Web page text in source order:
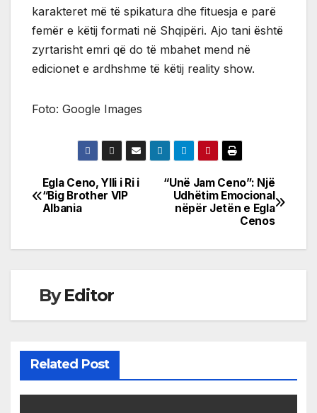
karakteret më të spikatura dhe fituesja e parë
femër e këtij formati në Shqipëri. Ajo tani është
zyrtarisht emri që do të mbahet mend në
edicionet e ardhshme të këtij reality show.
Foto: Google Images
Post
navigation
“Unë Jam Ceno”: Një
Udhëtim Emocional
nëpër Jetën e Egla
Cenos
Egla Ceno, Ylli i Ri i
“Big Brother VIP
Albania
ByEditor
Related Post